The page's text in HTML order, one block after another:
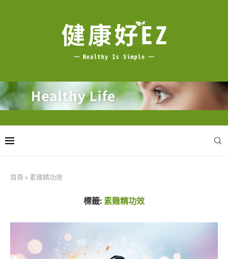
首頁 » 素雞精功效
標籤:素雞精功效